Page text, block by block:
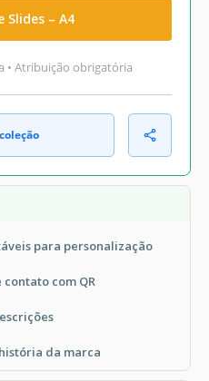
Slides – A4
• Atribuição obrigatória
para personalização
com QR
da marca